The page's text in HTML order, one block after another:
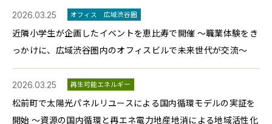
2026.03.25 オフィス 広域渋谷圏
近隣小学生が企画したイベントを恵比寿で開催 ～職業体験をき
っかけに、広域渋谷圏内のオフィスビルで未来世代が交流～
2026.03.25 再生可能エネルギー
松前町で太陽光パネルリユースによる国内循環モデルの実証を
開始 ～資源の国内循環と再エネ電力地産地消による地域活性化